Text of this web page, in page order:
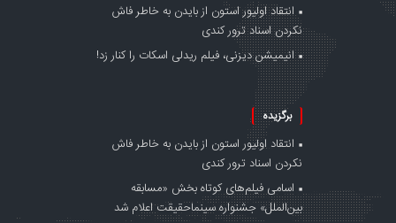
انتقاد اولیور استون از بایدن به خاطر فاش
نکردن اسناد ترور کندی
انیمیشن دیزنی، فیلم ریدلی اسکات را کنار زد!
برگزیده
انتقاد اولیور استون از بایدن به خاطر فاش
نکردن اسناد ترور کندی
اسامی فیلم‌های کوتاه بخش «مسابقه
بین‌الملل» جشنواره سینماحقیقت اعلام شد